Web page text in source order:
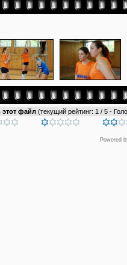
этот файл (текущий рейтинг: 1 / 5 -
Powered